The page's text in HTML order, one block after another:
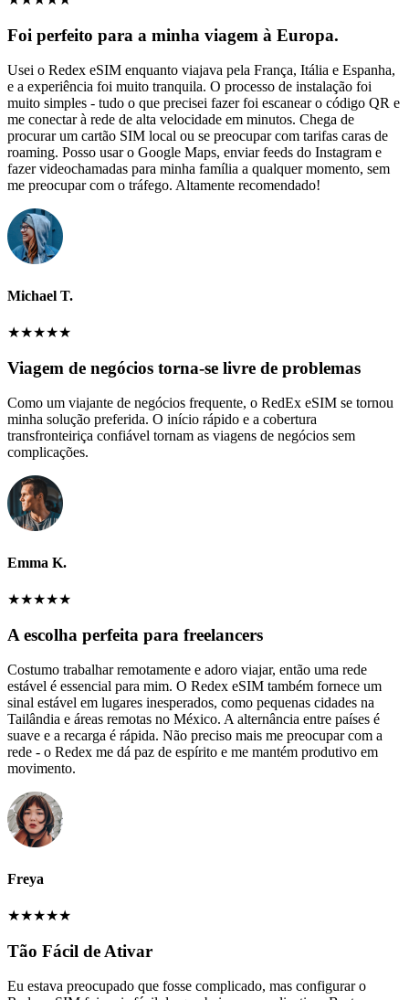
Foi perfeito para a minha viagem à Europa.
Usei o Redex eSIM enquanto viajava pela França, Itália e Espanha,
e a experiência foi muito tranquila. O processo de instalação foi
muito simples - tudo o que precisei fazer foi escanear o código QR e
me conectar à rede de alta velocidade em minutos. Chega de
procurar um cartão SIM local ou se preocupar com tarifas caras de
roaming. Posso usar o Google Maps, enviar feeds do Instagram e
fazer videochamadas para minha família a qualquer momento, sem
me preocupar com o tráfego. Altamente recomendado!
Michael T.
★★★★★
Viagem de negócios torna-se livre de problemas
Como um viajante de negócios frequente, o RedEx eSIM se tornou
minha solução preferida. O início rápido e a cobertura
transfronteiriça confiável tornam as viagens de negócios sem
complicações.
Emma K.
★★★★★
A escolha perfeita para freelancers
Costumo trabalhar remotamente e adoro viajar, então uma rede
estável é essencial para mim. O Redex eSIM também fornece um
sinal estável em lugares inesperados, como pequenas cidades na
Tailândia e áreas remotas no México. A alternância entre países é
suave e a recarga é rápida. Não preciso mais me preocupar com a
rede - o Redex me dá paz de espírito e me mantém produtivo em
movimento.
Freya
★★★★★
Tão Fácil de Ativar
Eu estava preocupado que fosse complicado, mas configurar o